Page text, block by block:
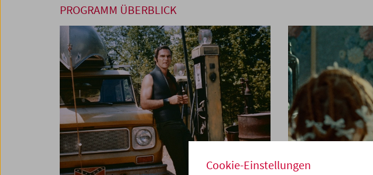
PROGRAMM ÜBERBLICK
Cookie-Einstellungen